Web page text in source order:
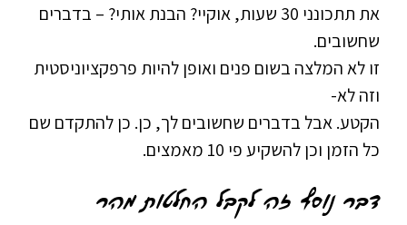
את תתכונני 30 שעות, אוקיי? הבנת אותי? – בדברים
שחשובים.
זו לא המלצה בשום פנים ואופן להיות פרפקציוניסטית
וזה לא-
הקטע. אבל בדברים שחשובים לך, כן. כן להתקדם שם
כל הזמן וכן להשקיע פי 10 מאמצים.
דבר נוסף זה לקבל החלטות מהר